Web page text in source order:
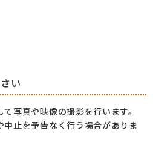
い
写真や映像の撮影を行います。
中止を予告なく行う場合がありま